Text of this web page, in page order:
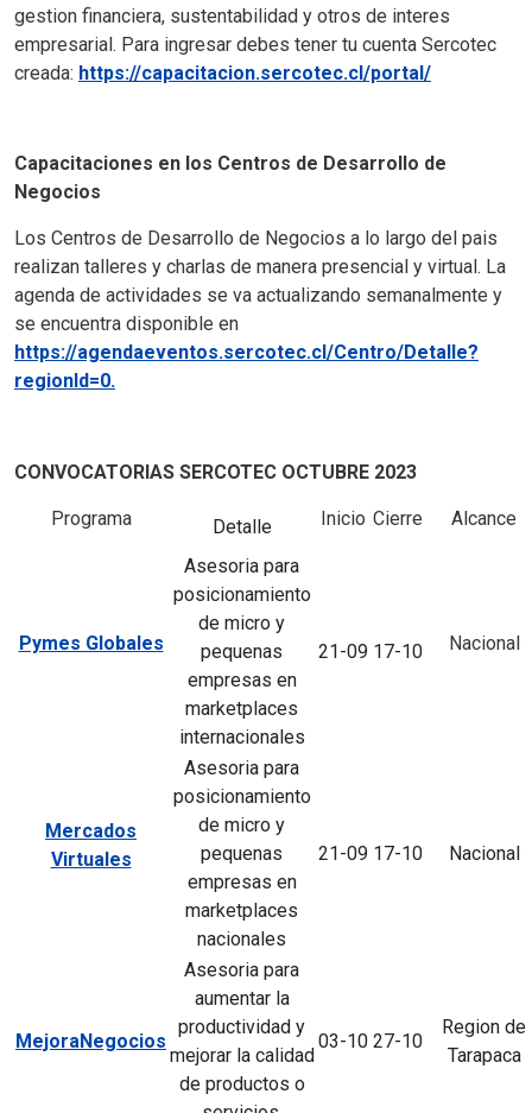
gestion financiera, sustentabilidad y otros de interes
empresarial. Para ingresar debes tener tu cuenta Sercotec
creada: https://capacitacion.sercotec.cl/portal/
Capacitaciones en los Centros de Desarrollo de
Negocios
Los Centros de Desarrollo de Negocios a lo largo del pais
realizan talleres y charlas de manera presencial y virtual. La
agenda de actividades se va actualizando semanalmente y
se encuentra disponible en
https://agendaeventos.sercotec.cl/Centro/Detalle?
regionId=0.
CONVOCATORIAS SERCOTEC OCTUBRE 2023
Programa Detalle Inicio Cierre Alcance
Pymes Globales
Asesoria para
posicionamiento
de micro y
pequenas
empresas en
marketplaces
internacionales
21-09 17-10 Nacional
Mercados
Virtuales
Asesoria para
posicionamiento
de micro y
pequenas
empresas en
marketplaces
nacionales
21-09 17-10 Nacional
MejoraNegocios
Asesoria para
aumentar la
productividad y
mejorar la calidad
de productos o
03-10 27-10
Region de
Tarapaca